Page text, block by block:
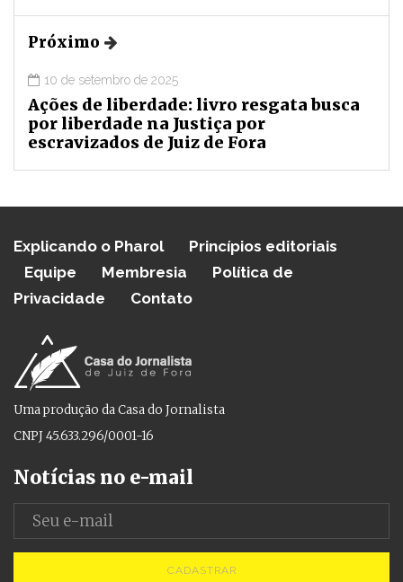
Próximo
10 de setembro de 2025
Ações de liberdade: livro resgata busca
por liberdade na Justiça por
escravizados de Juiz de Fora
Explicando o Pharol
Princípios editoriais
Equipe
Membresia
Política de
Privacidade
Contato
Uma produção da Casa do Jornalista
CNPJ 45.633.296/0001-16
Notícias no e-mail
CADASTRAR